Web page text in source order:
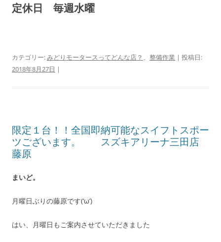
定休日 毎週水曜
カテゴリー:みどりモータースってどんな店？ 、 整備作業 | 投稿日:
2018年8月27日 |
限定１台！！全国即納可能なスイフトスポー
ツございます。 スズキアリーナ三田店
藤原
まいど。
月曜日ぶりの藤原です(‘ω’)
はい、月曜日もご案内させていただきました